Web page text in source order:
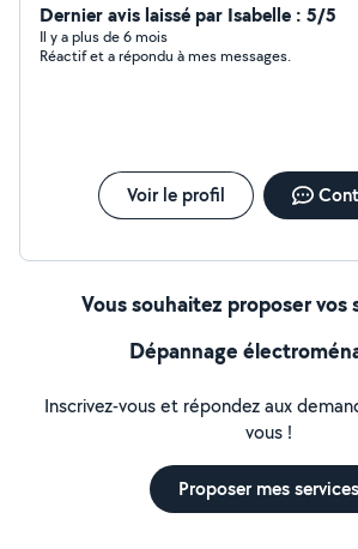
proposer d autre réalisation comme la
carrelage, parquet, etc.
Dernier avis laissé par Isabelle : 5/5
Il y a plus de 6 mois
Réactif et a répondu à mes messages.
Voir le profil
Vous souhaitez proposer vos
Dépannage
Inscrivez-vous et répondez aux
vous !
Proposer mes services